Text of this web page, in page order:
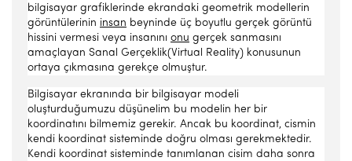
bilgisayar grafiklerinde ekrandaki geometrik modellerin
görüntülerinin insan beyninde üç boyutlu gerçek görüntü
hissini vermesi veya insanını onu gerçek sanmasını
amaçlayan Sanal Gerçeklik(Virtual Reality) konusunun
ortaya çıkmasına gerekçe olmuştur.
Bilgisayar ekranında bir bilgisayar modeli
oluşturduğumuzu düşünelim bu modelin her bir
koordinatını bilmemiz gerekir. Ancak bu koordinat, cismin
kendi koordinat sisteminde doğru olması gerekmektedir.
Kendi koordinat sisteminde tanımlanan cisim daha sonra